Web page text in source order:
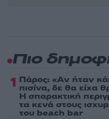
Πιο
1 Πάρος: «Αν ήταν
πισίνα, δε θα είχα
Η σπαρακτική
τα κενά στους
του beach bar